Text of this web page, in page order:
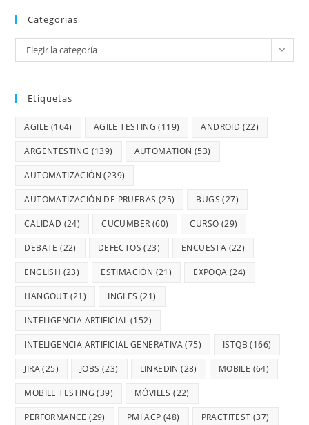
Categorias
Elegir la categoría
Etiquetas
AGILE (164) AGILE TESTING (119) ANDROID (22)
ARGENTESTING (139) AUTOMATION (53)
AUTOMATIZACIÓN (239)
AUTOMATIZACIÓN DE PRUEBAS (25) BUGS (27)
CALIDAD (24) CUCUMBER (60) CURSO (29)
DEBATE (22) DEFECTOS (23) ENCUESTA (22)
ENGLISH (23) ESTIMACIÓN (21) EXPOQA (24)
HANGOUT (21) INGLES (21)
INTELIGENCIA ARTIFICIAL (152)
INTELIGENCIA ARTIFICIAL GENERATIVA(75) ISTQB (166)
JIRA(25) JOBS (23) LINKEDIN (28) MOBILE (64)
MOBILE TESTING (39) MÓVILES (22)
PERFORMANCE (29) PMI ACP (48) PRACTITEST (37)